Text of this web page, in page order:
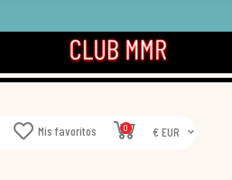
Mis favoritos 0 € EUR